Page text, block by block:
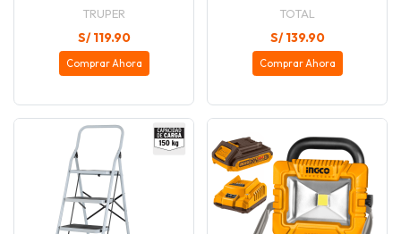
TRUPER
S/ 119.90
Comprar Ahora
TOTAL
S/ 139.90
Comprar Ahora